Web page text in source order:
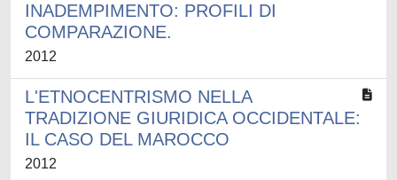
INADEMPIMENTO: PROFILI DI
COMPARAZIONE.
2012
L'ETNOCENTRISMO NELLA
TRADIZIONE GIURIDICA OCCIDENTALE:
IL CASO DEL MAROCCO
2012